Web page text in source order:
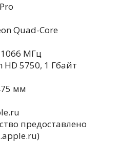
Quad-Core
1066 МГц
HD 5750, 1 Гбайт
мм
предоставлено